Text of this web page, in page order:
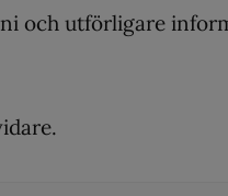
och utförligare